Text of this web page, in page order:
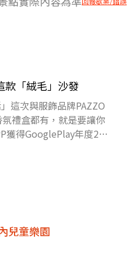
款「絨毛」沙發
這次與服飾品牌PAZZO
禮盒都有，就是要讓你
獲得GooglePlay年度2大
兒童樂園